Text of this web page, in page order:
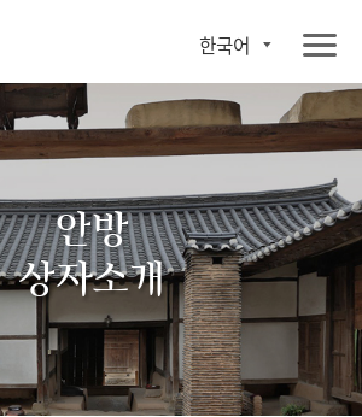
한국어
안방
상자소개